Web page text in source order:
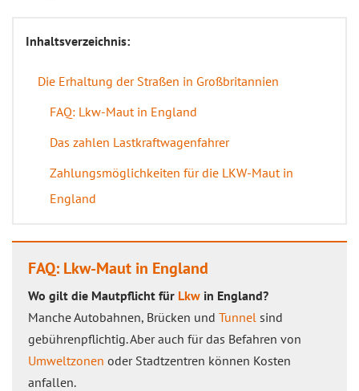
Inhaltsverzeichnis:
Die Erhaltung der Straßen in Großbritannien
FAQ: Lkw-Maut in England
Das zahlen Lastkraftwagenfahrer
Zahlungsmöglichkeiten für die LKW-Maut in
England
FAQ: Lkw-Maut in England
Wo gilt die Mautpflicht für Lkw in England?
Manche Autobahnen, Brücken und Tunnel sind
gebührenpflichtig. Aber auch für das Befahren von
Umweltzonen oder Stadtzentren können Kosten
anfallen.